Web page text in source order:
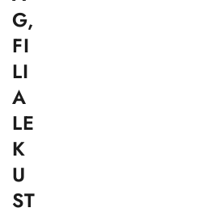
G,
FI
LI
A
LE
K
U
ST